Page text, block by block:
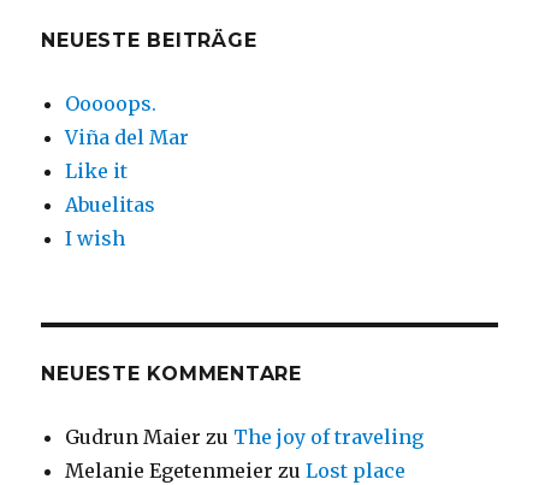
NEUESTE BEITRÄGE
Ooooops.
Viña del Mar
Like it
Abuelitas
I wish
NEUESTE KOMMENTARE
Gudrun Maier zu The joy of traveling
Melanie Egetenmeier zuLost place